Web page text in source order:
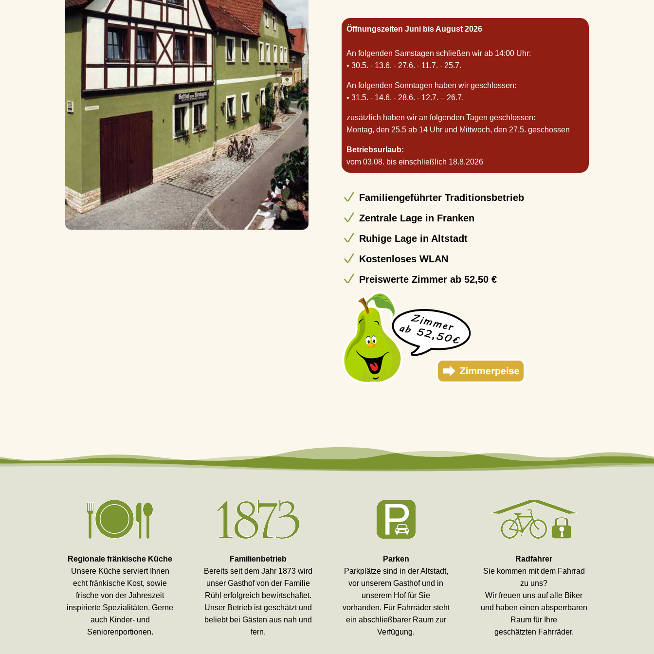
Öffnungszeiten Juni bis August 2026
An folgenden Samstagen schließen wir ab 14:00 Uhr:
• 30.5. - 13.6. - 27.6. - 11.7. - 25.7.
An folgenden Sonntagen haben wir geschlossen:
• 31.5. - 14.6. - 28.6. - 12.7. – 26.7.
zusätzlich haben wir an folgenden Tagen geschlossen:
Montag, den 25.5 ab 14 Uhr und Mittwoch, den 27.5. geschossen
Betriebsurlaub:
vom 03.08. bis einschließlich 18.8.2026
Familiengeführter Traditionsbetrieb
Zentrale Lage in Franken
Ruhige Lage in Altstadt
Kostenloses WLAN
Preiswerte Zimmer ab 52,50 €
Regionale fränkische Küche
Unsere Küche serviert Ihnen
echt fränkische Kost, sowie
frische von der Jahreszeit
inspirierte Spezialitäten. Gerne
auch Kinder- und
Seniorenportionen.
Familienbetrieb
Bereits seit dem Jahr 1873 wird
unser Gasthof von der Familie
Rühl erfolgreich bewirtschaftet.
Unser Betrieb ist geschätzt und
beliebt bei Gästen aus nah und
fern.
Parken
Parkplätze sind in der Altstadt,
vor unserem Gasthof und in
unserem Hof für Sie
vorhanden. Für Fahrräder steht
ein abschließbarer Raum zur
Verfügung.
Radfahrer
Sie kommen mit dem Fahrrad
zu uns?
Wir freuen uns auf alle Biker
und haben einen absperrbaren
Raum für Ihre
geschätzten Fahrräder.